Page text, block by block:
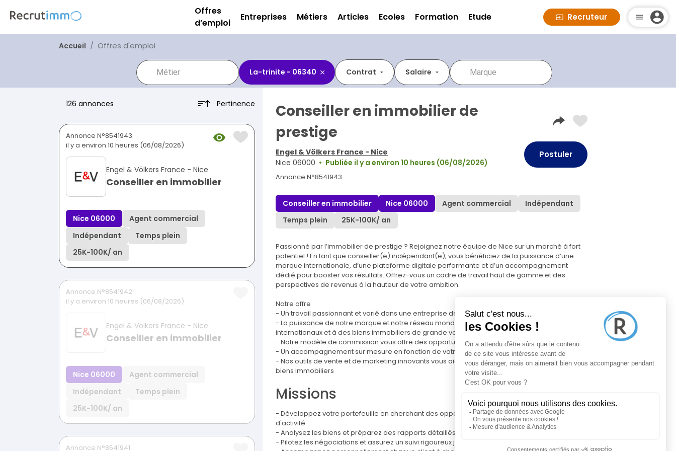
Offres
d’emploi
Entreprises Métiers Articles Ecoles Formation Etude Recruteur
Accueil Offres d'emploi
La-trinite - 06340 Contrat Salaire
126 annonces Pertinence
Annonce N°8541943
il y a environ 10 heures (06/08/2026)
Engel & Völkers France - Nice
Conseiller en immobilier
Nice 06000
Agent commercial
Indépendant
Temps plein
25K-100K/ an
Annonce N°8541942
il y a environ 10 heures (06/08/2026)
Engel & Völkers France - Nice
Conseiller en immobilier
Nice 06000
Agent commercial
Indépendant
Temps plein
25K-100K/ an
Annonce N°8541941
Conseiller en immobilier de
prestige
Engel & Völkers France - Nice
Nice 06000
Publiée il y a environ 10 heures (06/08/2026)
Annonce N°8541943
Postuler
Conseiller en immobilier Nice 06000 Agent commercial
Indépendant
Temps plein
25K-100K/ an
Passionné par l’immobilier de prestige ? Rejoignez notre équipe de Nice sur un marché à fort
potentiel ! En tant que conseiller(e) indépendant(e), vous bénéficiez de la puissance d’une
marque internationale, d’une plateforme digitale performante et d’un accompagnement
dédié pour booster vos résultats. Offrez-vous un cadre de travail haut de gamme et des
perspectives de revenus à la hauteur de votre ambition.
Notre offre
- Un travail passionnant et varié dans une entreprise de renommée internationale
- La puissance de notre marque et notre réseau mondial vous donnent accès à des prospects
internationaux et à des biens immobiliers de grande valeur
- Notre modèle de commission vous offre des opportunités de gains attrayantes
- Un accompagnement sur mesure en fonction de votre expérience
- Nos outils de vente et de marketing innovants vous aident dans la commercialisation des
biens immobiliers
Missions
- Développez votre portefeuille en cherchant des opportunités spécifiques à votre secteur
d'activité
- Analysez les biens et préparez des rapports détaillés de qualité pour vos clients
- Pilotez les négociations et assurez un suivi rigoureux jusqu'à la finalisation de la transaction